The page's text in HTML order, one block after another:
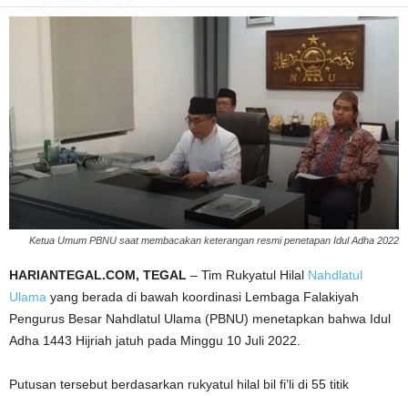
Ketua Umum PBNU saat membacakan keterangan resmi penetapan Idul Adha 2022
HARIANTEGAL.COM, TEGAL – Tim Rukyatul Hilal Nahdlatul
Ulama yang berada di bawah koordinasi Lembaga Falakiyah
Pengurus Besar Nahdlatul Ulama (PBNU) menetapkan bahwa Idul
Adha 1443 Hijriah jatuh pada Minggu 10 Juli 2022.
Putusan tersebut berdasarkan rukyatul hilal bil fi’li di 55 titik